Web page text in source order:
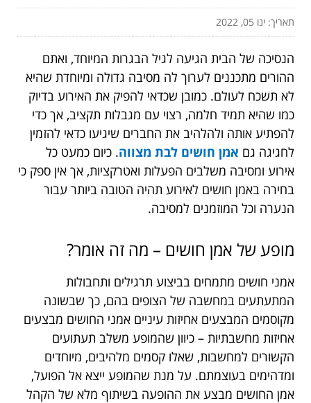
תאריך: ינו 05, 2022
הנסיכה של הבית הגיעה לגיל הבגרות המיוחד, ואתם
ההורים מתכננים לערוך לה מסיבה גדולה ומיוחדת שהיא
לא תשכח לעולם. כמובן שכדאי להפיק את האירוע בדיוק
כמו שהיא תמיד חלמה, רצוי עם מגבלות תקציב, אך כדי
להפתיע אותה ולהלהיב את החברים שיגיעו כדאי להזמין
לחגיגה גם אמן חושים לבת מצווה. כיום כמעט כל
אירוע ומסיבה משלבים הפעלות ואטרקציות, אך אין ספק כי
בחירה באמן חושים לאירוע תהיה הטובה ביותר עבור
הנערה וכל המוזמנים למסיבה.
מופע של אמן חושים – מה זה אומר?
אמני חושים מתמחים בביצוע תרגילים ותחבולות
המתעתעים במחשבה של הצופים בהם, כך שבשונה
מקוסמים המבצעים אחיזות עיניים אמני החושים מבצעים
אחיזות מחשבתיות – כיוון שהמופע משלב תעתועים
הקשורים למחשבות, שאלו קסמים מלהיבים, מיוחדים
ומדהימים בעוצמתם. על מנת שהמופע ייצא אל הפועל,
אמן החושים מבצע את ההופעה בשיתוף מלא של הקהל